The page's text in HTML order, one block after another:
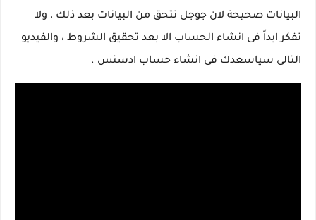
البيانات صحيحة لان جوجل تتحق من البيانات بعد ذلك ، ولا
تفكر ابداً فى انشاء الحساب الا بعد تحقيق الشروط ، والفيديو
التالى سياسعدك فى انشاء حساب ادسنس .